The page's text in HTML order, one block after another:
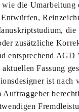
wie die Umarbeitung
die
zusätzliche
entsprechend AGD
Fassung
ist nach
Auftraggeber